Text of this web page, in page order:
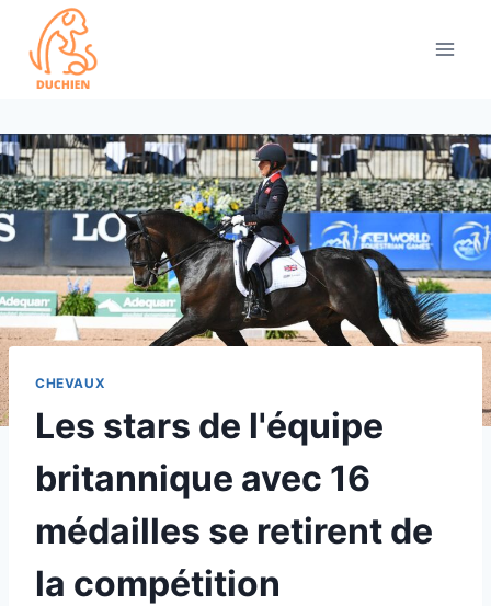
content
CHEVAUX
Les stars de l'équipe
britannique avec 16
médailles se retirent de
la compétition